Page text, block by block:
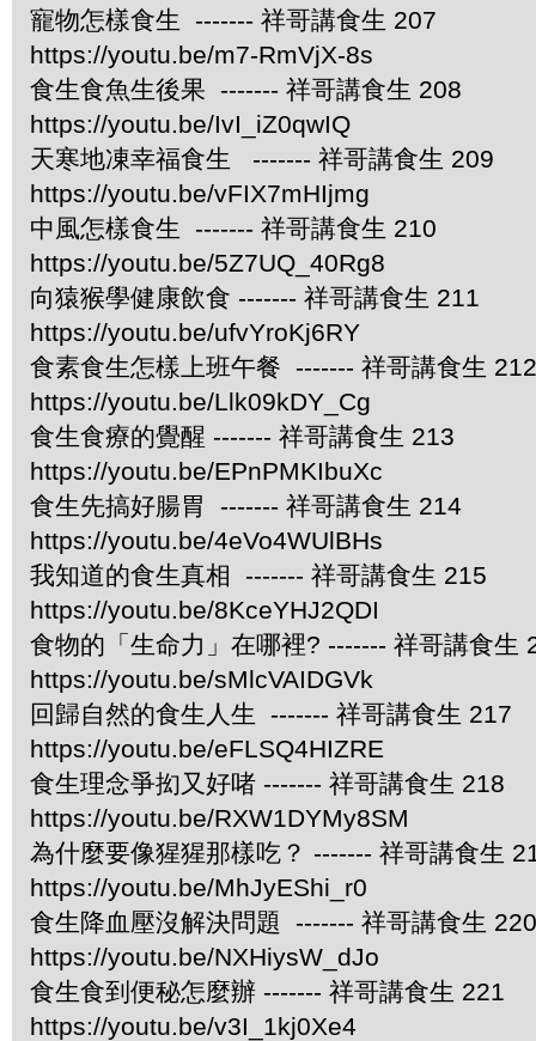
寵物怎樣食生 ------- 祥哥講食生 207
https://youtu.be/m7-RmVjX-8s
食生食魚生後果 ------- 祥哥講食生 208
https://youtu.be/IvI_iZ0qwIQ
天寒地凍幸福食生 ------- 祥哥講食生 209
https://youtu.be/vFIX7mHIjmg
中風怎樣食生 ------- 祥哥講食生 210
https://youtu.be/5Z7UQ_40Rg8
向猿猴學健康飲食 ------- 祥哥講食生 211
https://youtu.be/ufvYroKj6RY
食素食生怎樣上班午餐 ------- 祥哥講食生 212
https://youtu.be/Llk09kDY_Cg
食生食療的覺醒 ------- 祥哥講食生 213
https://youtu.be/EPnPMKIbuXc
食生先搞好腸胃 ------- 祥哥講食生 214
https://youtu.be/4eVo4WUlBHs
我知道的食生真相 ------- 祥哥講食生 215
https://youtu.be/8KceYHJ2QDI
食物的「生命力」在哪裡? ------- 祥哥講食生
https://youtu.be/sMlcVAIDGVk
回歸自然的食生人生 ------- 祥哥講食生 217
https://youtu.be/eFLSQ4HIZRE
食生理念爭抝又好啫 ------- 祥哥講食生 218
https://youtu.be/RXW1DYMy8SM
為什麼要像猩猩那樣吃？ ------- 祥哥講食生
https://youtu.be/MhJyEShi_r0
食生降血壓沒解決問題 ------- 祥哥講食生 220
https://youtu.be/NXHiysW_dJo
食生食到便秘怎麼辦 ------- 祥哥講食生 221
https://youtu.be/v3I_1kj0Xe4